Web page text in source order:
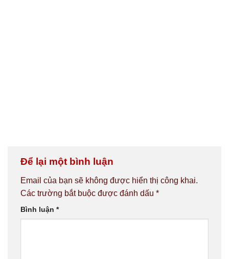
Để lại một bình luận
Email của bạn sẽ không được hiển thị công khai.
Các trường bắt buộc được đánh dấu *
Bình luận *